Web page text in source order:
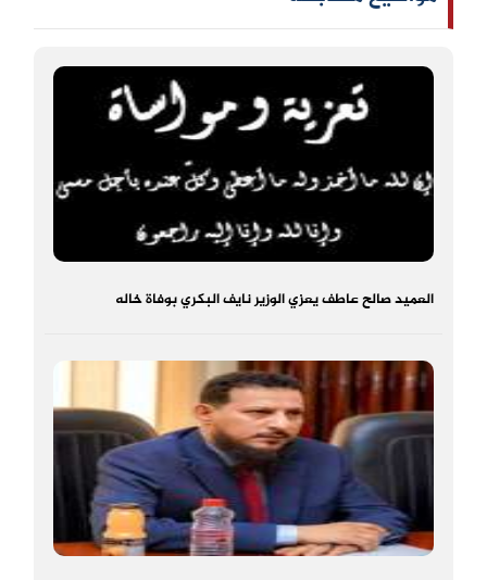
العميد صالح عاطف يعزي الوزير نايف البكري بوفاة خاله